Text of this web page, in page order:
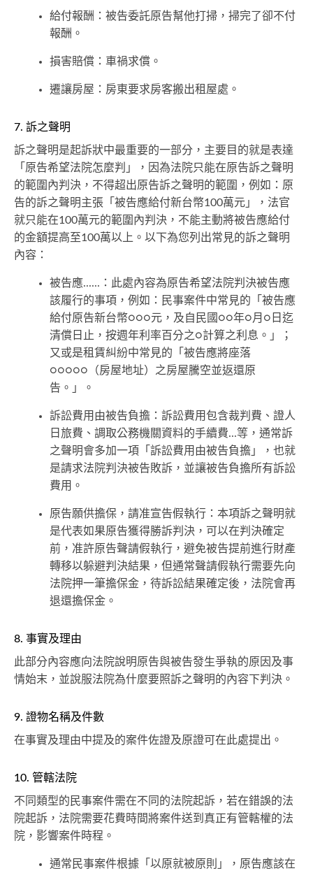
給付報酬：被告委託原告幫他打掃，掃完了卻不付
報酬。
損害賠償：車禍求償。
遷讓房屋：房東要求房客搬出租屋處。
7. 訴之聲明
訴之聲明是起訴狀中最重要的一部分，主要目的就是表達
「原告希望法院怎麼判」，因為法院只能在原告訴之聲明
的範圍內判決，不得超出原告訴之聲明的範圍，例如：原
告的訴之聲明主張「被告應給付新台幣100萬元」，法官
就只能在100萬元的範圍內判決，不能主動將被告應給付
的金額提高至100萬以上。以下為您列出常見的訴之聲明
內容：
被告應......：此處內容為原告希望法院判決被告應
該履行的事項，例如：民事案件中常見的「被告應
給付原告新台幣○○○元，及自民國○○年○月○日迄
清償日止，按週年利率百分之○計算之利息。」；
又或是租賃糾紛中常見的「被告應將座落
○○○○○（房屋地址）之房屋騰空並返還原
告。」。
訴訟費用由被告負擔：訴訟費用包含裁判費、證人
日旅費、調取公務機關資料的手續費...等，通常訴
之聲明會多加一項「訴訟費用由被告負擔」，也就
是請求法院判決被告敗訴，並讓被告負擔所有訴訟
費用。
原告願供擔保，請准宣告假執行：本項訴之聲明就
是代表如果原告獲得勝訴判決，可以在判決確定
前，准許原告聲請假執行，避免被告提前進行財產
轉移以躲避判決結果，但通常聲請假執行需要先向
法院押一筆擔保金，待訴訟結果確定後，法院會再
退還擔保金。
8. 事實及理由
此部分內容應向法院說明原告與被告發生爭執的原因及事
情始末，並說服法院為什麼要照訴之聲明的內容下判決。
9. 證物名稱及件數
在事實及理由中提及的案件佐證及原證可在此處提出。
10. 管轄法院
不同類型的民事案件需在不同的法院起訴，若在錯誤的法
院起訴，法院需要花費時間將案件送到真正有管轄權的法
院，影響案件時程。
通常民事案件根據「以原就被原則」，原告應該在